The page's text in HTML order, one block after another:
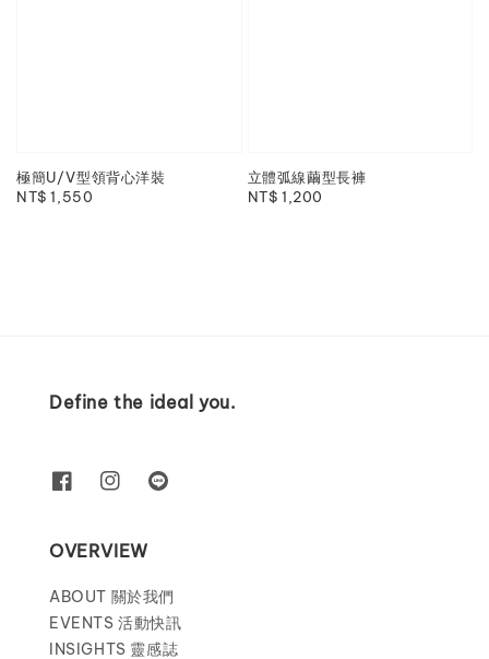
極簡U/V型領背心洋裝
Regular
NT$ 1,550
立體弧線繭型長褲
Regular
NT$ 1,200
Define the ideal you.
OVERVIEW
ABOUT 關於我們
EVENTS 活動快訊
INSIGHTS 靈感誌